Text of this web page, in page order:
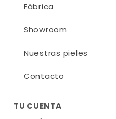
Fábrica
Showroom
Nuestras pieles
Contacto
TU CUENTA